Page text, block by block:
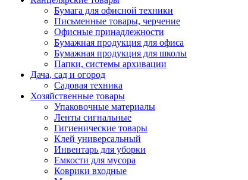
Бумага для офисной техники
Письменные товары, черчение
Офисные принадлежности
Бумажная продукция для офиса
Бумажная продукция для школы
Папки, системы архивации
Дача, сад и огород
Садовая техника
Хозяйственные товары
Упаковочные материалы
Ленты сигнальные
Гигиенические товары
Клей универсальный
Инвентарь для уборки
Емкости для мусора
Коврики входные